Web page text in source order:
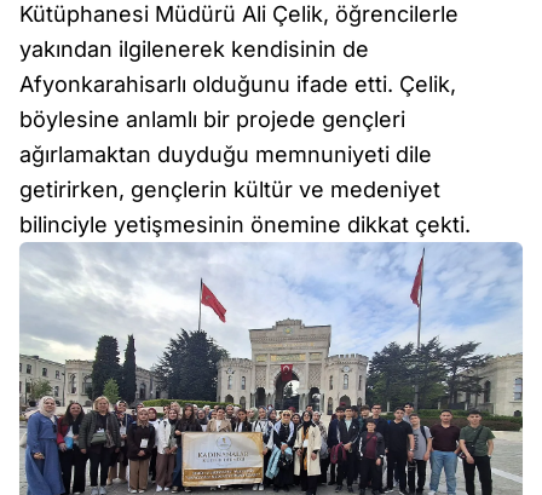
Kütüphanesi Müdürü Ali Çelik, öğrencilerle
yakından ilgilenerek kendisinin de
Afyonkarahisarlı olduğunu ifade etti. Çelik,
böylesine anlamlı bir projede gençleri
ağırlamaktan duyduğu memnuniyeti dile
getirirken, gençlerin kültür ve medeniyet
bilinciyle yetişmesinin önemine dikkat çekti.